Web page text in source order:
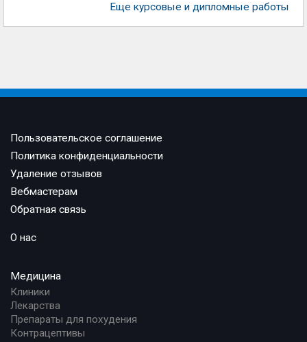
Еще курсовые и дипломные работы
Пользовательское соглашение
Политика конфиденциальности
Удаление отзывов
Вебмастерам
Обратная связь
О нас
Медицина
Клиники
Лекарства
Препараты для похудения
Контрацептивы